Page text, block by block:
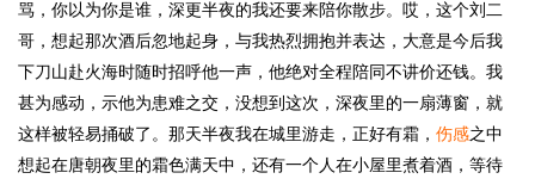
骂，你以为你是谁，深更半夜的我还要来陪你散步。哎，这个刘二
哥，想起那次酒后忽地起身，与我热烈拥抱并表达，大意是今后我
下刀山赴火海时随时招呼他一声，他绝对全程陪同不讲价还钱。我
甚为感动，示他为患难之交，没想到这次，深夜里的一扇薄窗，就
这样被轻易捅破了。那天半夜我在城里游走，正好有霜， 伤感之中
想起在唐朝夜里的霜色满天中，还有一个人在小屋里煮着酒，等待